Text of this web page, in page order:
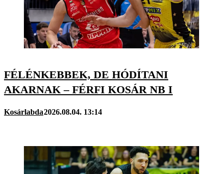
FÉLÉNKEBBEK, DE HÓDÍTANI
AKARNAK – FÉRFI KOSÁR NB I
Kosárlabda2026.08.04. 13:14